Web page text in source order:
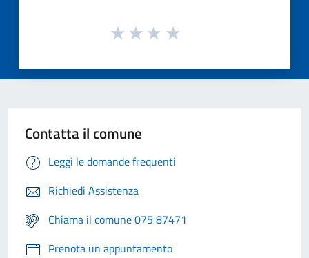
Contatta il comune
Leggi le domande frequenti
Richiedi Assistenza
Chiama il comune 075 87471
Prenota un appuntamento